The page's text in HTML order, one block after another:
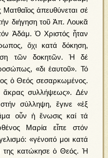
ἀπευθύνεται σέ
διήγηση τοῦ Ἀπ. Λουκᾶ
Ἀδάμ. Ὁ Χριστός ἦταν
ὄχι κατά δόκηση,
τῶν δοκητῶν. Ἡ δέ
«δι ἑαυτοῦ». Τό
ὁ Θεός σεσαρκωμένος.
ἄκρας συλλήψεως». Δέν
σύλληψη, ἔγινε «ἐξ
οὖν ἡ ἕνωσις καί τά
Μαρία εἶπε στόν
«γένοιτό μοι κατά
της κατώκησε ὁ Θεός. Ἡ